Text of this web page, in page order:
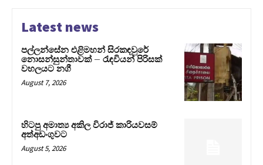
Latest news
පල්ලන්සේන එළිමහන් සිරකඳවුරේ
නොසන්සුන්තාවක් – රැඳවියන් පිරිසක්
වහලයට නගී
August 7, 2026
හිටපු අමාත්‍ය අකිල විරාජ් කාරියවසම්
අත්අඩංගුවට
August 5, 2026